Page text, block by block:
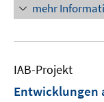
mehr
IAB-Projekt
Entwicklungen